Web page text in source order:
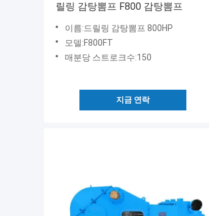
릴링 감탕뽐프 F800 감탕뽐프
이름:드릴링 감탕뽐프 800HP
모델:F800FT
매분당 스트로크수:150
지금 연락